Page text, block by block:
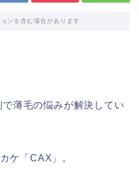
ンを含む場合があります
薄毛の悩みが解決してい
ケ「CAX」。